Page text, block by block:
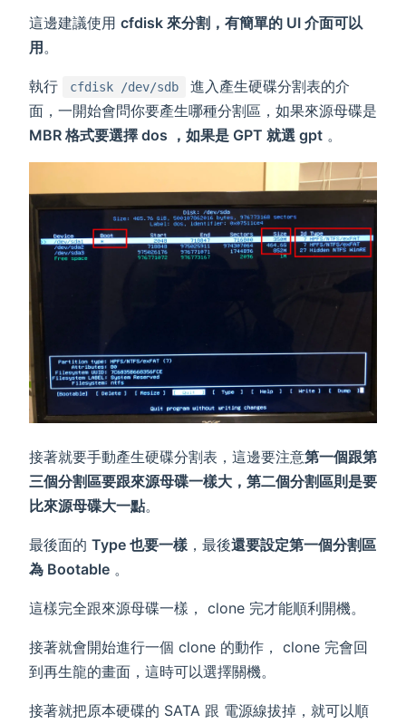
這邊建議使用 cfdisk 來分割，有簡單的 UI 介面可以
用。
執行 cfdisk /dev/sdb
進入產生硬碟分割表的介
面，一開始會問你要產生哪種分割區，如果來源母碟是
MBR 格式要選擇 dos ，如果是 GPT 就選 gpt 。
接著就要手動產生硬碟分割表，這邊要注意第一個跟第
三個分割區要跟來源母碟一樣大，第二個分割區則是要
比來源母碟大一點。
最後面的 Type 也要一樣 ，最後還要設定第一個分割區
為 Bootable 。
這樣完全跟來源母碟一樣， clone 完才能順利開機。
接著就會開始進行一個 clone 的動作， clone 完會回
到再生龍的畫面，這時可以選擇關機。
接著就把原本硬碟的 SATA 跟 電源線拔掉，就可以順